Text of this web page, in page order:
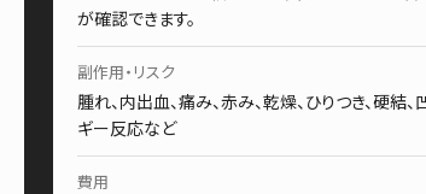
が確認できます。
副作用・リスク
腫れ、内出血、痛み、赤み、乾燥、ひりつき、硬結、
ギー反応など
費用